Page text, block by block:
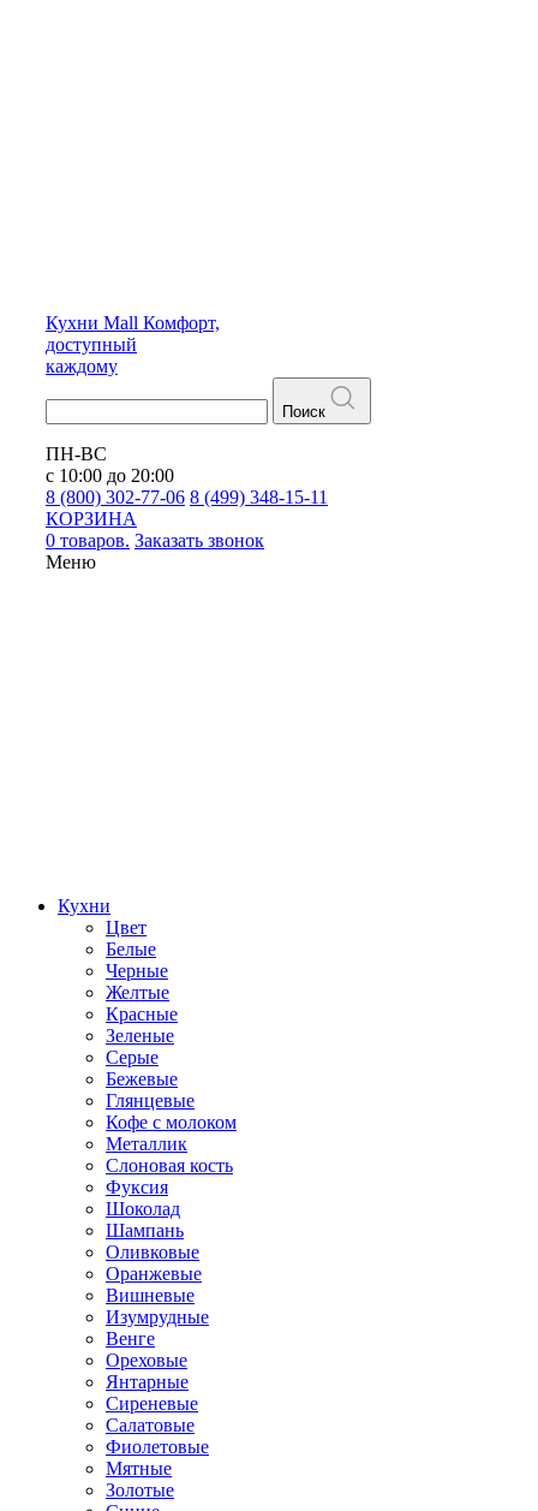
Кухни Mall Комфорт,
доступный
каждому
Поиск
ПН-ВС
с 10:00 до 20:00
8 (800) 302-77-06 8 (499) 348-15-11
КОРЗИНА
0 товаров. Заказать звонок
Меню
Кухни
Цвет
Белые
Черные
Желтые
Красные
Зеленые
Серые
Бежевые
Глянцевые
Кофе с молоком
Металлик
Слоновая кость
Фуксия
Шоколад
Шампань
Оливковые
Оранжевые
Вишневые
Изумрудные
Венге
Ореховые
Янтарные
Сиреневые
Салатовые
Фиолетовые
Мятные
Золотые